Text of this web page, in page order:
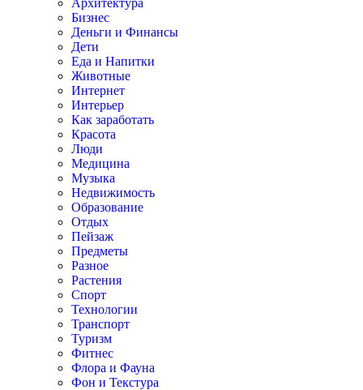
Бизнес
Деньги и Финансы
Дети
Еда и Напитки
Животные
Интернет
Интерьер
Как заработать
Красота
Люди
Медицина
Музыка
Недвижимость
Образование
Отдых
Пейзаж
Предметы
Разное
Растения
Спорт
Технологии
Транспорт
Туризм
Фитнес
Флора и Фауна
Фон и Текстура